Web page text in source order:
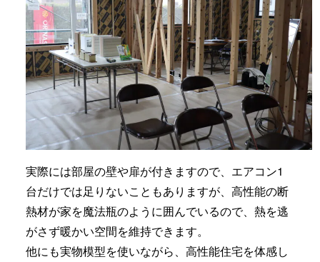
実際には部屋の壁や扉が付きますので、エアコン1
台だけでは足りないこともありますが、高性能の断
熱材が家を魔法瓶のように囲んでいるので、熱を逃
がさず暖かい空間を維持できます。
他にも実物模型を使いながら、高性能住宅を体感し